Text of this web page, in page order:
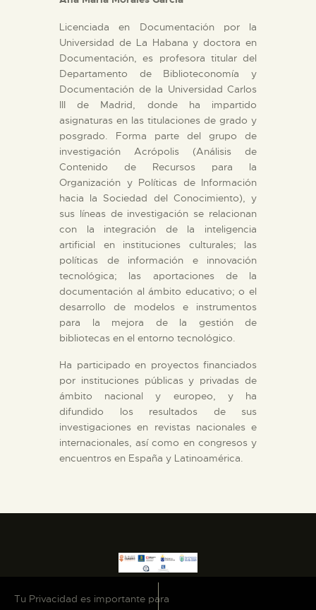
ESPAÑOL
PREPARAR LA VISITA
ACTIVIDADES
█
EL MUSEO
COLECCIONES
DIDÁCTICA
ESPAÑOL
Licenciada en Documentación por la
Universidad de La Habana y doctora en
Documentación, es profesora titular del
Departamento de Biblioteconomía y
Documentación de la Universidad Carlos
III de Madrid, donde ha impartido
asignaturas en las titulaciones de grado y
posgrado. Forma parte del grupo de
investigación Acrópolis (Análisis de
Contenido de Recursos para la
Organización y Políticas de Información
hacia la Sociedad del Conocimiento), y
sus líneas de investigación se relacionan
con la integración de la inteligencia
artificial en instituciones culturales; las
políticas de información e innovación
tecnológica; las aportaciones de la
documentación al ámbito educativo; o el
desarrollo de modelos e instrumentos
para la mejora de la gestión de
bibliotecas en el entorno tecnológico.
Ha participado en proyectos financiados
por instituciones públicas y privadas de
ámbito nacional y europeo, y ha
difundido los resultados de sus
investigaciones en revistas nacionales e
internacionales, así como en congresos y
encuentros en España y Latinoamérica.
Tu Privacidad es importante para